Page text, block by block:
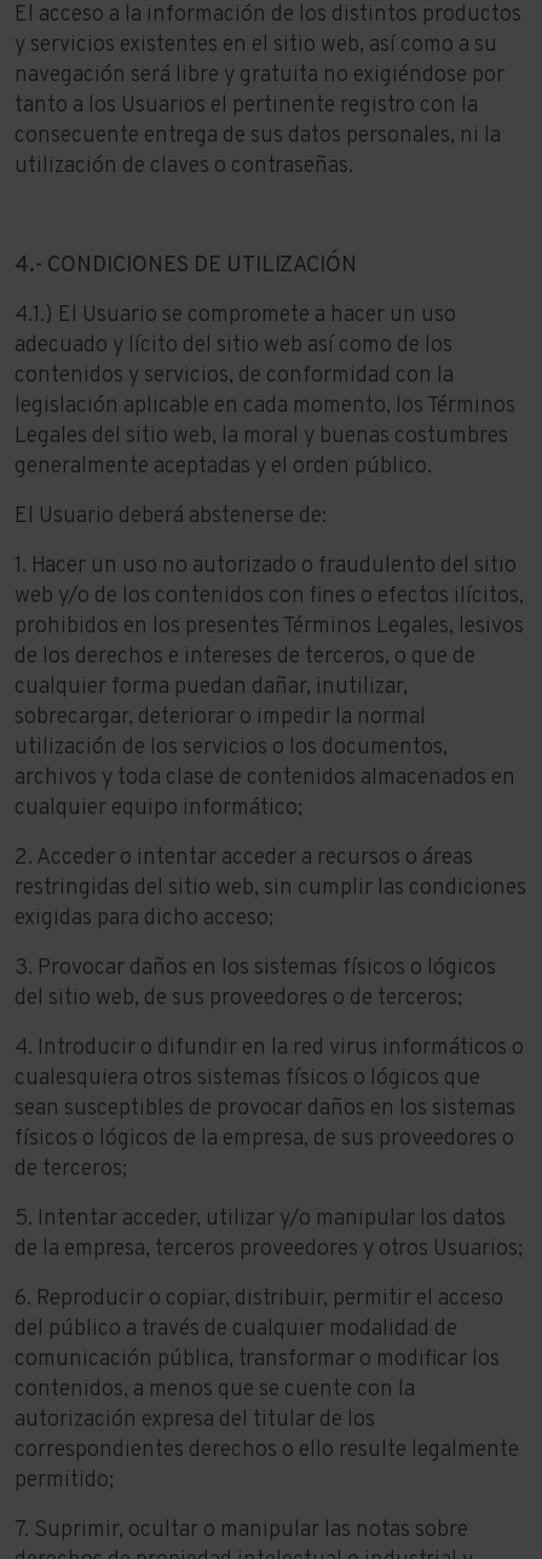
El acceso a la información de los distintos productos
y servicios existentes en el sitio web, así como a su
navegación será libre y gratuita no exigiéndose por
tanto a los Usuarios el pertinente registro con la
consecuente entrega de sus datos personales, ni la
utilización de claves o contraseñas.
4.- CONDICIONES DE UTILIZACIÓN
4.1.) El Usuario se compromete a hacer un uso
adecuado y lícito del sitio web así como de los
contenidos y servicios, de conformidad con la
legislación aplicable en cada momento, los Términos
Legales del sitio web, la moral y buenas costumbres
generalmente aceptadas y el orden público.
El Usuario deberá abstenerse de:
1. Hacer un uso no autorizado o fraudulento del sitio
web y/o de los contenidos con fines o efectos ilícitos,
prohibidos en los presentes Términos Legales, lesivos
de los derechos e intereses de terceros, o que de
cualquier forma puedan dañar, inutilizar,
sobrecargar, deteriorar o impedir la normal
utilización de los servicios o los documentos,
archivos y toda clase de contenidos almacenados en
cualquier equipo informático;
2. Acceder o intentar acceder a recursos o áreas
restringidas del sitio web, sin cumplir las condiciones
exigidas para dicho acceso;
3. Provocar daños en los sistemas físicos o lógicos
del sitio web, de sus proveedores o de terceros;
4. Introducir o difundir en la red virus informáticos o
cualesquiera otros sistemas físicos o lógicos que
sean susceptibles de provocar daños en los sistemas
físicos o lógicos de la empresa, de sus proveedores o
de terceros;
5. Intentar acceder, utilizar y/o manipular los datos
de la empresa, terceros proveedores y otros Usuarios;
6. Reproducir o copiar, distribuir, permitir el acceso
del público a través de cualquier modalidad de
comunicación pública, transformar o modificar los
contenidos, a menos que se cuente con la
autorización expresa del titular de los
correspondientes derechos o ello resulte legalmente
permitido;
7. Suprimir, ocultar o manipular las notas sobre